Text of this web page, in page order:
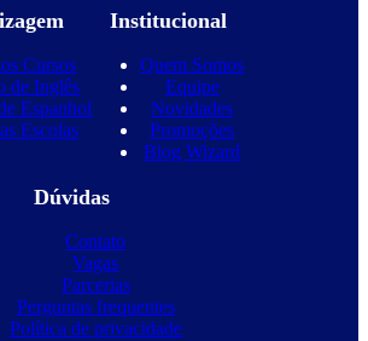
Cursos
de Inglês
Espanhol
Escolas
Institucional
Quem Somos
Equipe
Novidades
Promoções
Blog Wizard
Dúvidas
Contato
Vagas
Parcerias
Perguntas frequentes
Política de privacidade